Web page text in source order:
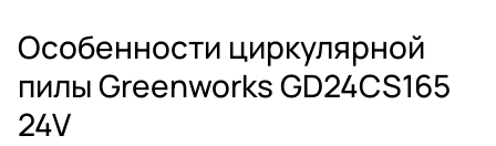
Особенности циркулярной
пилы Greenworks GD24CS165
24V